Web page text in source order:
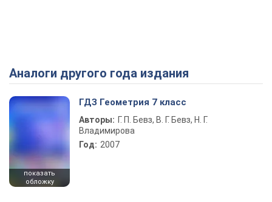
Аналоги другого года издания
показать
обложку
ГДЗ Геометрия 7 класс
Авторы: Г. П. Бевз, В. Г. Бевз, Н. Г.
Владимирова
Год: 2007